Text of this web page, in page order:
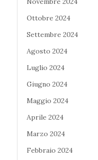
Ottobre 2024
Settembre 2024
Agosto 2024
Luglio 2024
Giugno 2024
Maggio 2024
Aprile 2024
Marzo 2024
Febbraio 2024